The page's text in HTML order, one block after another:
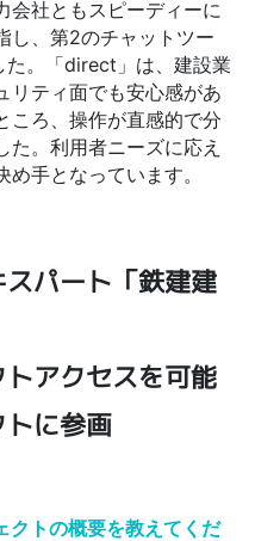
会社ともスピーディーに
し、第2のチャットツー
。「direct」は、建設業
リティ面でも安心感があ
ころ、操作が直感的で分
。利用者ニーズに応え
手となっています。
パート「鉄建建
アクセスを可能
に参画
トの概要を教えてくだ